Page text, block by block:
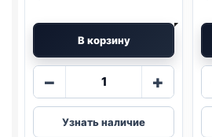
В корзину
−
Количество
AlphaPet
влаж.
+
Узнать наличие